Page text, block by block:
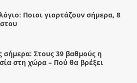
Ποιοι γιορτάζουν σήμερα, 8
σήμερα: Στους 39 βαθμούς η
στη χώρα – Πού θα βρέξει